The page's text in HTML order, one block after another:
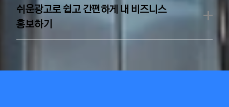
쉬운광고로 쉽고 간편하게 내 비즈니스
홍보하기